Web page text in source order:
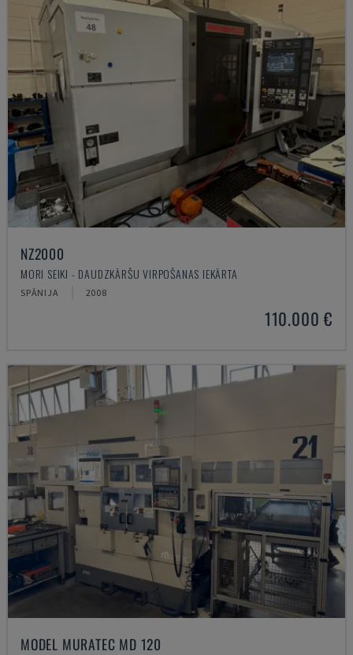
NZ2000
MORI SEIKI - DAUDZKĀRŠU VIRPOŠANAS IEKĀRTA
SPĀNIJA 2008
110.000 €
MODEL MURATEC MD 120